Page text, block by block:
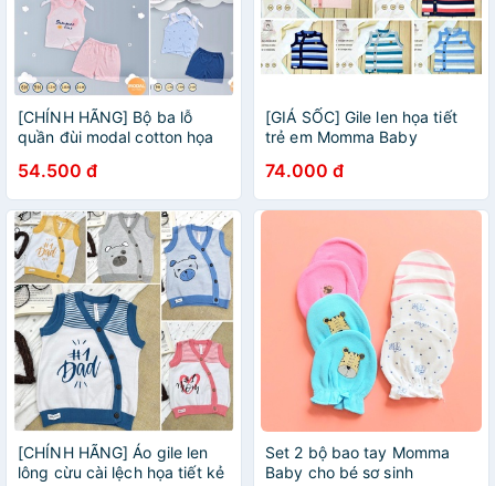
[CHÍNH HÃNG] Bộ ba lỗ
quần đùi modal cotton họa
54.500 đ
[GIÁ SỐC] Gile len họa tiết
trẻ em Momma Baby
74.000 đ
[CHÍNH HÃNG] Áo gile len
lông cừu cài lệch họa tiết kẻ
Set 2 bộ bao tay Momma
Baby cho bé sơ sinh